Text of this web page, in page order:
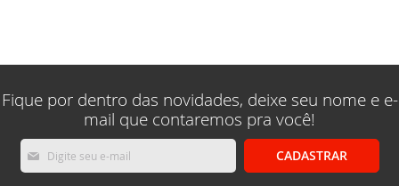
Fique por dentro das novidades, deixe seu nome e e-
mail que contaremos pra você!
Inscreva-
se
CADASTRAR